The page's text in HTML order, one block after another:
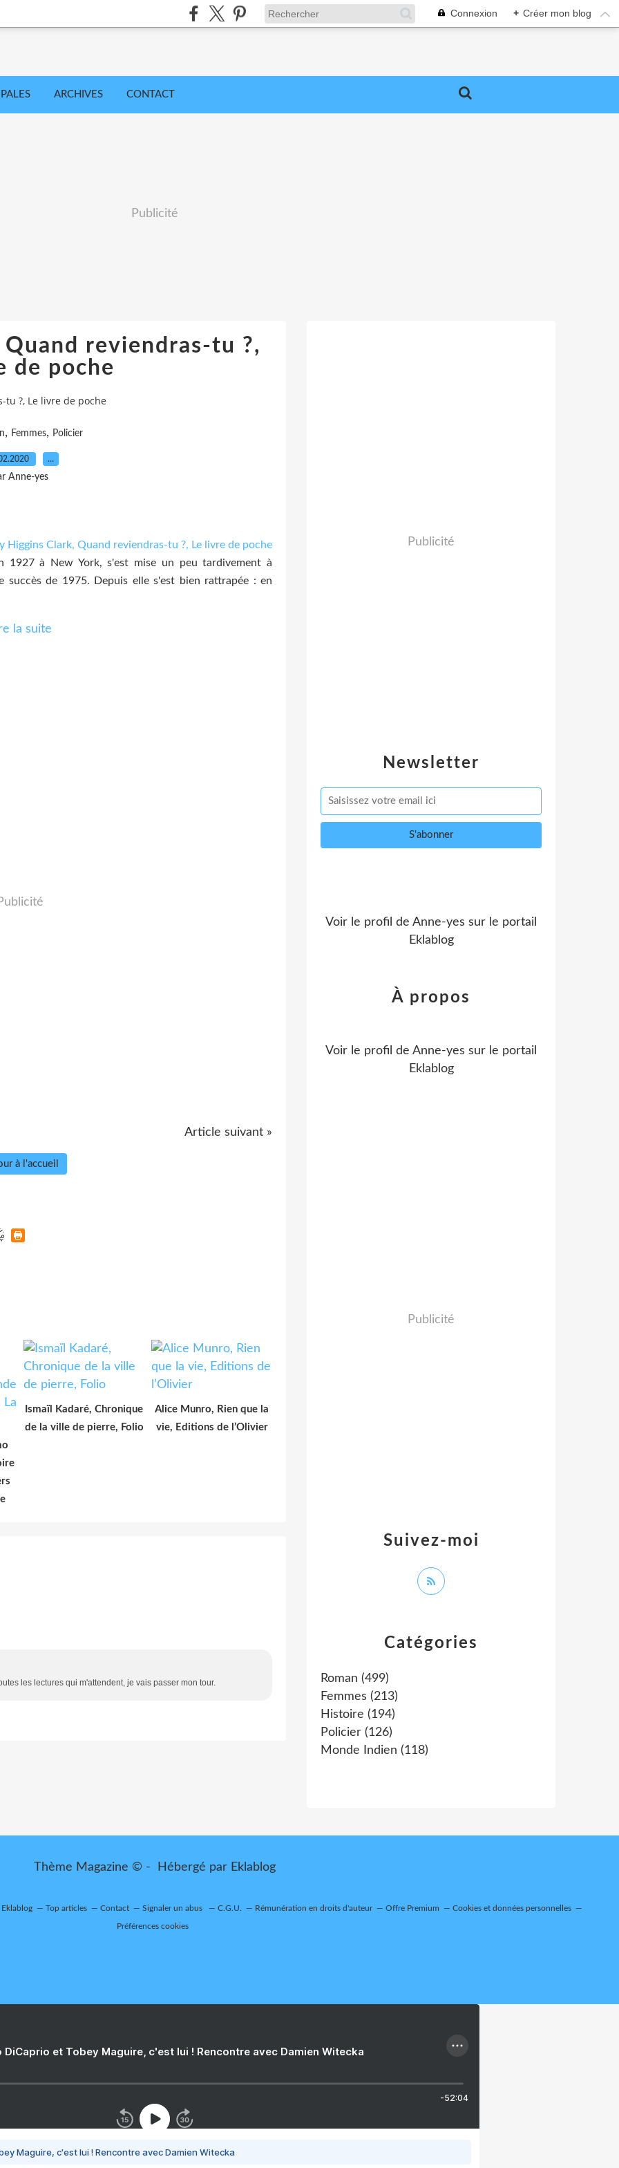
Connexion + Créer mon blog
ARCHIVES CONTACT
Publicité
reviendras-tu ?,
de poche
?, Le livre de poche
, Femmes, Policier
…
Anne-yes
1927 à New York, s'est mise un peu tardivement à
de 1975. Depuis elle s'est bien rattrapée : en
la suite
Article suivant »
à l'accueil
Ismaïl Kadaré, Chronique
de la ville de pierre, Folio
Alice Munro, Rien que la
vie, Editions de l’Olivier
les lectures qui m'attendent, je vais passer mon tour.
Newsletter
Publicité
Catégories
Roman (499)
Femmes (213)
Histoire (194)
Policier (126)
Monde Indien (118)
Voir le profil de Anne-yes sur le portail
Eklablog
Suivez-moi
À propos
Voir le profil de Anne-yes sur le portail
Eklablog
Publicité
Thème Magazine © - Hébergé par Eklablog
Top articles Contact Signaler un abus C.G.U. Rémunération en droits d'auteur Offre Premium Cookies et données personnelles
Préférences cookies
DiCaprio et Tobey Maguire, c'est lui ! Rencontre avec Damien Witecka
-52:04
Maguire, c'est lui ! Rencontre avec Damien Witecka